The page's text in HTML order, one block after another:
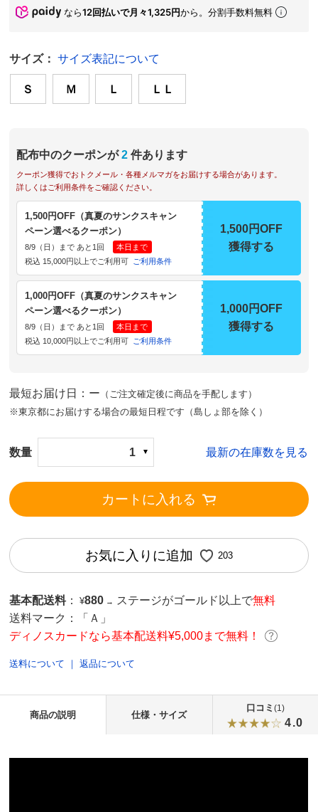
なら12回払いで月々1,325円から。分割手数料無料
サイズ： サイズ表記について
Ｓ Ｍ Ｌ ＬＬ
配布中のクーポンが 2 件あります
クーポン獲得でおトクメール・各種メルマガをお届けする場合があります。
詳しくはご利用条件をご確認ください。
1,500円OFF（真夏のサンクスキャン
ペーン選べるクーポン）
8/9（日）まで あと1回
本日まで
税込 15,000円以上でご利用可
ご利用条件
1,500円OFF
獲得する
1,000円OFF（真夏のサンクスキャン
ペーン選べるクーポン）
8/9（日）まで あと1回
本日まで
税込 10,000円以上でご利用可
ご利用条件
1,000円OFF
獲得する
最短お届け日：ー （ご注文確定後に商品を手配します）
※東京都にお届けする場合の最短日程です（島しょ部を除く）
数量 1 最新の在庫数を見る
カートに入れる
お気に入りに追加 203
基本配送料 ： ¥880 → ステージがゴールド以上で無料
送料マーク：
「Ａ」
ディノスカードなら基本配送料¥5,000まで無料！
送料について ｜返品について
商品の説明 仕様・サイズ
口コミ (1)
4.0